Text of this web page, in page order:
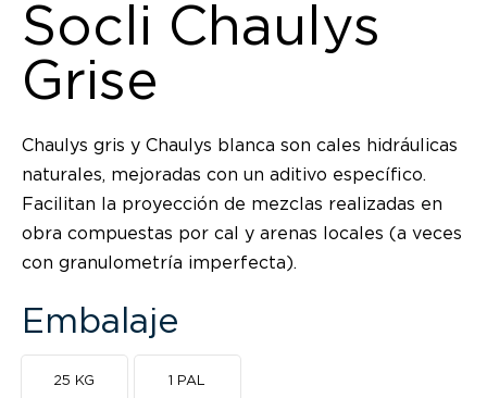
Socli Chaulys
Grise
Chaulys gris y Chaulys blanca son cales hidráulicas
naturales, mejoradas con un aditivo específico.
Facilitan la proyección de mezclas realizadas en
obra compuestas por cal y arenas locales (a veces
con granulometría imperfecta).
Embalaje
25 KG 1 PAL